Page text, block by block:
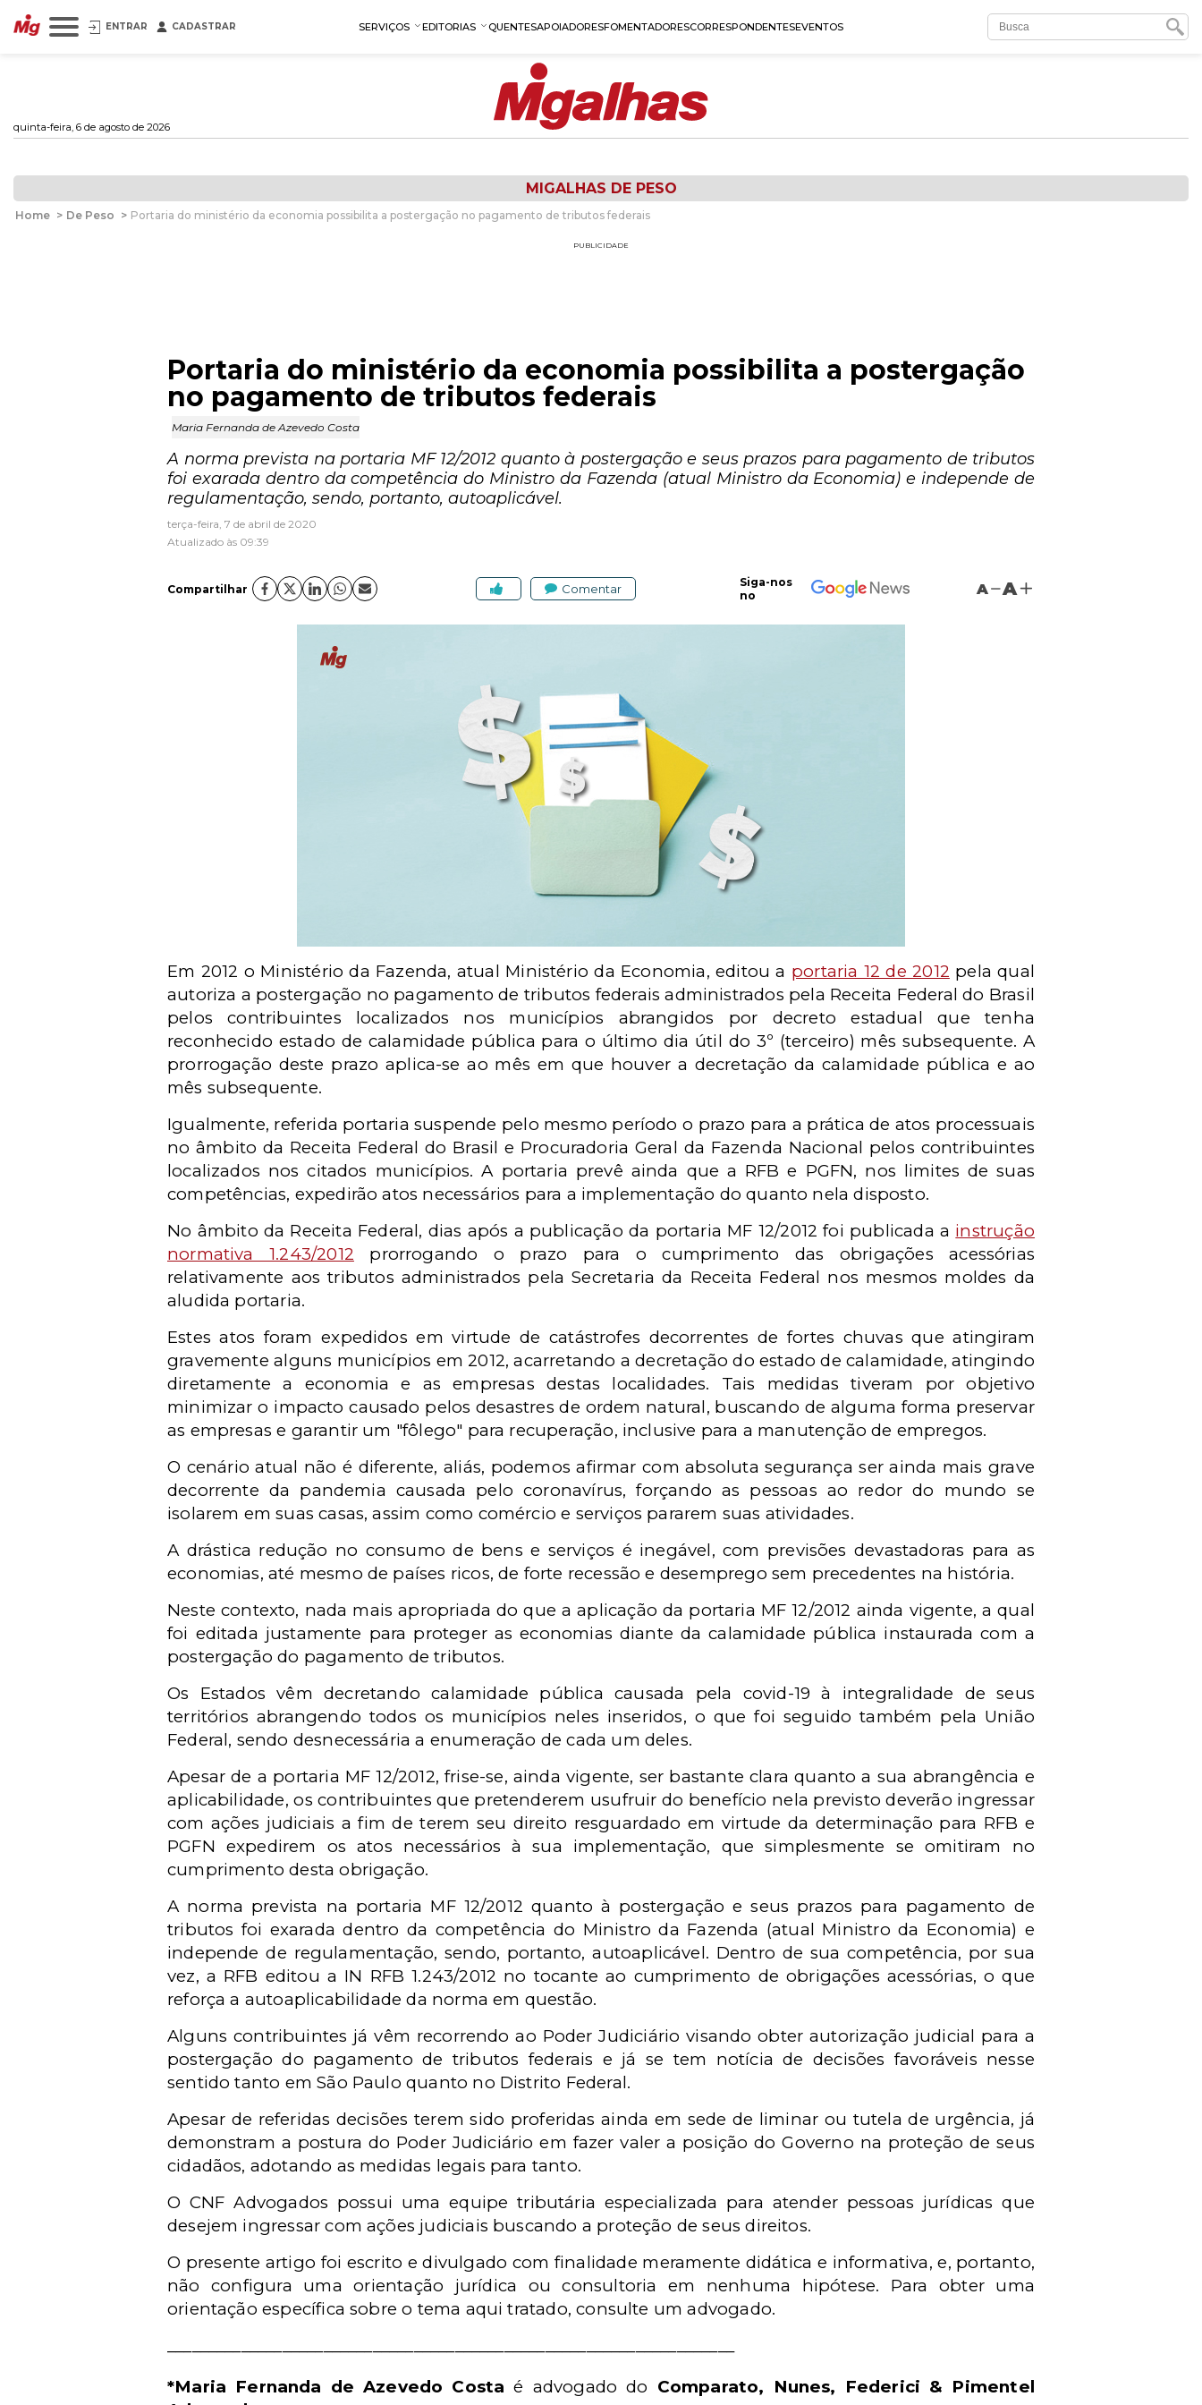
ENTRAR CADASTRAR SERVIÇOS EDITORIAS QUENTESAPOIADORESFOMENTADORESCORRESPONDENTESEVENTOS
quinta-feira, 6 de agosto de 2026
MIGALHAS DE PESO
Home > De Peso > Portaria do ministério da economia possibilita a postergação no pagamento de tributos federais
PUBLICIDADE
Portaria do ministério da economia possibilita a postergação
no pagamento de tributos federais
Maria Fernanda de Azevedo Costa
A norma prevista na portaria MF 12/2012 quanto à postergação e seus prazos para pagamento de tributos
foi exarada dentro da competência do Ministro da Fazenda (atual Ministro da Economia) e independe de
regulamentação, sendo, portanto, autoaplicável.
terça-feira, 7 de abril de 2020
Atualizado às 09:39
Compartilhar Comentar
Siga-nos
no
A A
Em 2012 o Ministério da Fazenda, atual Ministério da Economia, editou a portaria 12 de 2012 pela qual
autoriza a postergação no pagamento de tributos federais administrados pela Receita Federal do Brasil
pelos contribuintes localizados nos municípios abrangidos por decreto estadual que tenha
reconhecido estado de calamidade pública para o último dia útil do 3º (terceiro) mês subsequente. A
prorrogação deste prazo aplica-se ao mês em que houver a decretação da calamidade pública e ao
mês subsequente.
Igualmente, referida portaria suspende pelo mesmo período o prazo para a prática de atos processuais
no âmbito da Receita Federal do Brasil e Procuradoria Geral da Fazenda Nacional pelos contribuintes
localizados nos citados municípios. A portaria prevê ainda que a RFB e PGFN, nos limites de suas
competências, expedirão atos necessários para a implementação do quanto nela disposto.
No âmbito da Receita Federal, dias após a publicação da portaria MF 12/2012 foi publicada a instrução
normativa 1.243/2012 prorrogando o prazo para o cumprimento das obrigações acessórias
relativamente aos tributos administrados pela Secretaria da Receita Federal nos mesmos moldes da
aludida portaria.
Estes atos foram expedidos em virtude de catástrofes decorrentes de fortes chuvas que atingiram
gravemente alguns municípios em 2012, acarretando a decretação do estado de calamidade, atingindo
diretamente a economia e as empresas destas localidades. Tais medidas tiveram por objetivo
minimizar o impacto causado pelos desastres de ordem natural, buscando de alguma forma preservar
as empresas e garantir um "fôlego" para recuperação, inclusive para a manutenção de empregos.
O cenário atual não é diferente, aliás, podemos afirmar com absoluta segurança ser ainda mais grave
decorrente da pandemia causada pelo coronavírus, forçando as pessoas ao redor do mundo se
isolarem em suas casas, assim como comércio e serviços pararem suas atividades.
A drástica redução no consumo de bens e serviços é inegável, com previsões devastadoras para as
economias, até mesmo de países ricos, de forte recessão e desemprego sem precedentes na história.
Neste contexto, nada mais apropriada do que a aplicação da portaria MF 12/2012 ainda vigente, a qual
foi editada justamente para proteger as economias diante da calamidade pública instaurada com a
postergação do pagamento de tributos.
Os Estados vêm decretando calamidade pública causada pela covid-19 à integralidade de seus
territórios abrangendo todos os municípios neles inseridos, o que foi seguido também pela União
Federal, sendo desnecessária a enumeração de cada um deles.
Apesar de a portaria MF 12/2012, frise-se, ainda vigente, ser bastante clara quanto a sua abrangência e
aplicabilidade, os contribuintes que pretenderem usufruir do benefício nela previsto deverão ingressar
com ações judiciais a fim de terem seu direito resguardado em virtude da determinação para RFB e
PGFN expedirem os atos necessários à sua implementação, que simplesmente se omitiram no
cumprimento desta obrigação.
A norma prevista na portaria MF 12/2012 quanto à postergação e seus prazos para pagamento de
tributos foi exarada dentro da competência do Ministro da Fazenda (atual Ministro da Economia) e
independe de regulamentação, sendo, portanto, autoaplicável. Dentro de sua competência, por sua
vez, a RFB editou a IN RFB 1.243/2012 no tocante ao cumprimento de obrigações acessórias, o que
reforça a autoaplicabilidade da norma em questão.
Alguns contribuintes já vêm recorrendo ao Poder Judiciário visando obter autorização judicial para a
postergação do pagamento de tributos federais e já se tem notícia de decisões favoráveis nesse
sentido tanto em São Paulo quanto no Distrito Federal.
Apesar de referidas decisões terem sido proferidas ainda em sede de liminar ou tutela de urgência, já
demonstram a postura do Poder Judiciário em fazer valer a posição do Governo na proteção de seus
cidadãos, adotando as medidas legais para tanto.
O CNF Advogados possui uma equipe tributária especializada para atender pessoas jurídicas que
desejem ingressar com ações judiciais buscando a proteção de seus direitos.
O presente artigo foi escrito e divulgado com finalidade meramente didática e informativa, e, portanto,
não configura uma orientação jurídica ou consultoria em nenhuma hipótese. Para obter uma
orientação específica sobre o tema aqui tratado, consulte um advogado.
*Maria Fernanda de Azevedo Costa é advogado do Comparato, Nunes, Federici & Pimentel